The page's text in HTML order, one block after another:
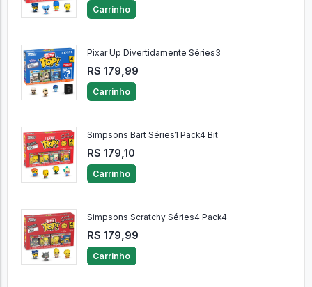
Carrinho
Pixar Up Divertidamente Séries3
R$ 179,99
Carrinho
Simpsons Bart Séries1 Pack4 Bit
R$ 179,10
Carrinho
Simpsons Scratchy Séries4 Pack4
R$ 179,99
Carrinho